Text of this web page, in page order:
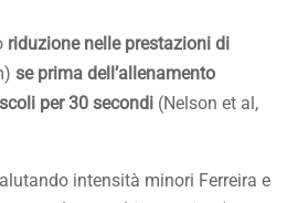
riduzione nelle prestazioni di
se prima dell’allenamento
per 30 secondi (Nelson et al,
intensità minori Ferreira e